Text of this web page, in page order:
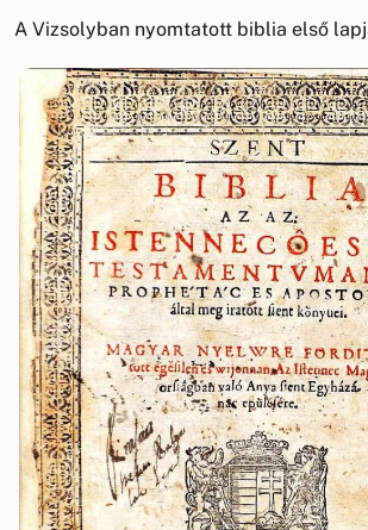
A Vizsolyban nyomtatott biblia első